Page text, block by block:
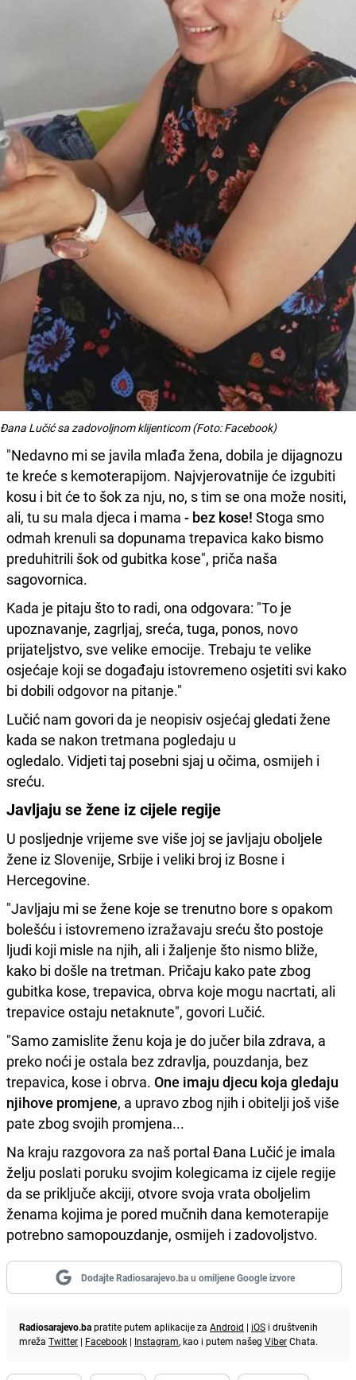
Đana Lučić sa zadovoljnom klijenticom (Foto: Facebook)
"Nedavno mi se javila mlađa žena, dobila je dijagnozu
te kreće s kemoterapijom. Najvjerovatnije će izgubiti
kosu i bit će to šok za nju, no, s tim se ona može nositi,
ali, tu su mala djeca i mama - bez kose! Stoga smo
odmah krenuli sa dopunama trepavica kako bismo
preduhitrili šok od gubitka kose", priča naša
sagovornica.
Kada je pitaju što to radi, ona odgovara: "To je
upoznavanje, zagrljaj, sreća, tuga, ponos, novo
prijateljstvo, sve velike emocije. Trebaju te velike
osjećaje koji se događaju istovremeno osjetiti svi kako
bi dobili odgovor na pitanje."
Lučić nam govori da je neopisiv osjećaj gledati žene
kada se nakon tretmana pogledaju u
ogledalo. Vidjeti taj posebni sjaj u očima, osmijeh i
sreću.
Javljaju se žene iz cijele regije
U posljednje vrijeme sve više joj se javljaju oboljele
žene iz Slovenije, Srbije i veliki broj iz Bosne i
Hercegovine.
"Javljaju mi se žene koje se trenutno bore s opakom
bolešću i istovremeno izražavaju sreću što postoje
ljudi koji misle na njih, ali i žaljenje što nismo bliže,
kako bi došle na tretman. Pričaju kako pate zbog
gubitka kose, trepavica, obrva koje mogu nacrtati, ali
trepavice ostaju netaknute", govori Lučić.
"Samo zamislite ženu koja je do jučer bila zdrava, a
preko noći je ostala bez zdravlja, pouzdanja, bez
trepavica, kose i obrva. One imaju djecu koja gledaju
njihove promjene, a upravo zbog njih i obitelji još više
pate zbog svojih promjena...
Na kraju razgovora za naš portal Đana Lučić je imala
želju poslati poruku svojim kolegicama iz cijele regije
da se priključe akciji, otvore svoja vrata oboljelim
ženama kojima je pored mučnih dana kemoterapije
potrebno samopouzdanje, osmijeh i zadovoljstvo.
Dodajte Radiosarajevo.ba u omiljene Google izvore
Radiosarajevo.bapratite putem aplikacije za Android | iOS i društvenih
mreža Twitter | Facebook | Instagram, kao i putem našeg ViberChata.